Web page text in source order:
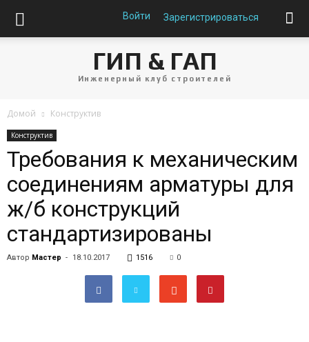
Войти Зарегистрироваться
ГИП & ГАП
Инженерный клуб строителей
Домой Конструктив
Конструктив
Требования к механическим
соединениям арматуры для
ж/б конструкций
стандартизированы
Автор Мастер - 18.10.2017 1516 0